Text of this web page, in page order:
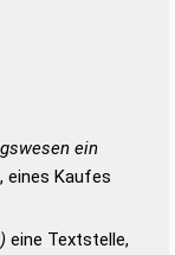
ein
eines Kaufes
eine Textstelle,